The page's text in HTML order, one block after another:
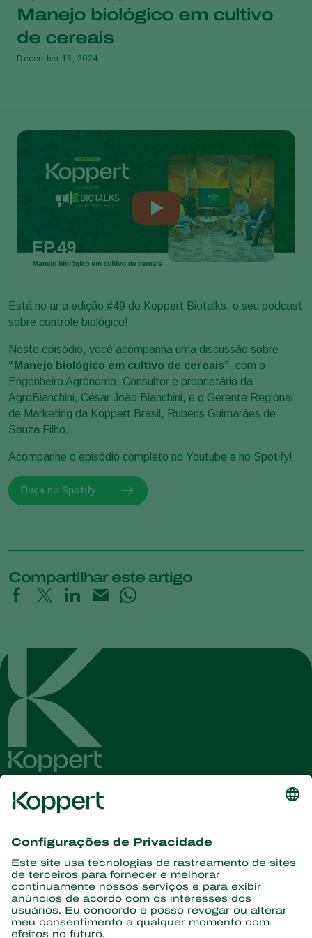
Manejo biológico em cultivo
de cereais
December 16, 2024
Está no ar a edição #49 do Koppert Biotalks, o seu podcast
sobre controle biológico!
Neste episódio, você acompanha uma discussão sobre
“Manejo biológico em cultivo de cereais”, com o
Engenheiro Agrônomo, Consultor e proprietário da
AgroBianchini, César João Bianchini, e o Gerente Regional
de Marketing da Koppert Brasil, Rubens Guimarães de
Souza Filho.
Acompanhe o episódio completo no Youtube e no Spotify!
Ouça no Spotify
Compartilhar este artigo
informações
Assine aqui
Parceiros com a natureza